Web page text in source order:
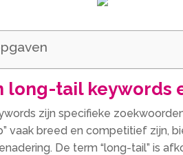
long-tail keywords
zijn specifieke
vaak breed en competitief zijn,
De term “long-tail” is